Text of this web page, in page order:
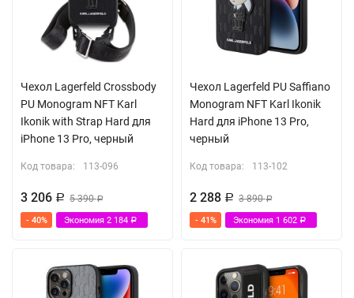
Чехол Lagerfeld Crossbody
PU Monogram NFT Karl
Ikonik with Strap Hard для
iPhone 13 Pro, черный
Код товара: 113-096
3 206 Р 5 390Р
- 40% Экономия 2 184 Р
Чехол Lagerfeld PU Saffiano
Monogram NFT Karl Ikonik
Hard для iPhone 13 Pro,
черный
Код товара: 113-102
2 288 Р 3 890Р
- 41% Экономия 1 602 Р